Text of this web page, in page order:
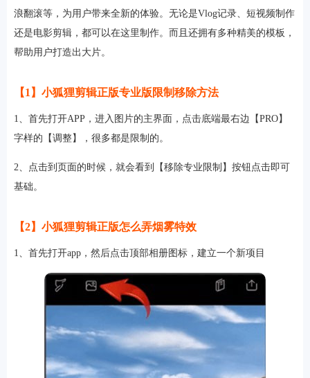
浪翻滚等，为用户带来全新的体验。无论是Vlog记录、短视频制作
还是电影剪辑，都可以在这里制作。而且还拥有多种精美的模板，
帮助用户打造出大片。
【1】小狐狸剪辑正版专业版限制移除方法
1、首先打开APP，进入图片的主界面，点击底端最右边【PRO】
字样的【调整】，很多都是限制的。
2、点击到页面的时候，就会看到【移除专业限制】按钮点击即可
基础。
【2】小狐狸剪辑正版怎么弄烟雾特效
1、首先打开app，然后点击顶部相册图标，建立一个新项目